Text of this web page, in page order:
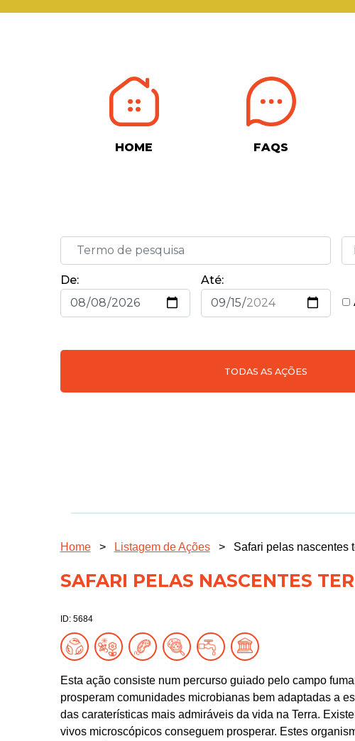
HOME FAQS
De:
Até:
TODAS AS AÇÕES
Home > Listagem de Ações > Safari pelas nascentes
SAFARI PELAS NASCENTES
ID: 5684
Esta ação consiste num percurso guiado pelo campo
prosperam comunidades microbianas bem adaptadas a
das caraterísticas mais admiráveis da vida na Terra.
vivos microscópicos conseguem prosperar. Estes